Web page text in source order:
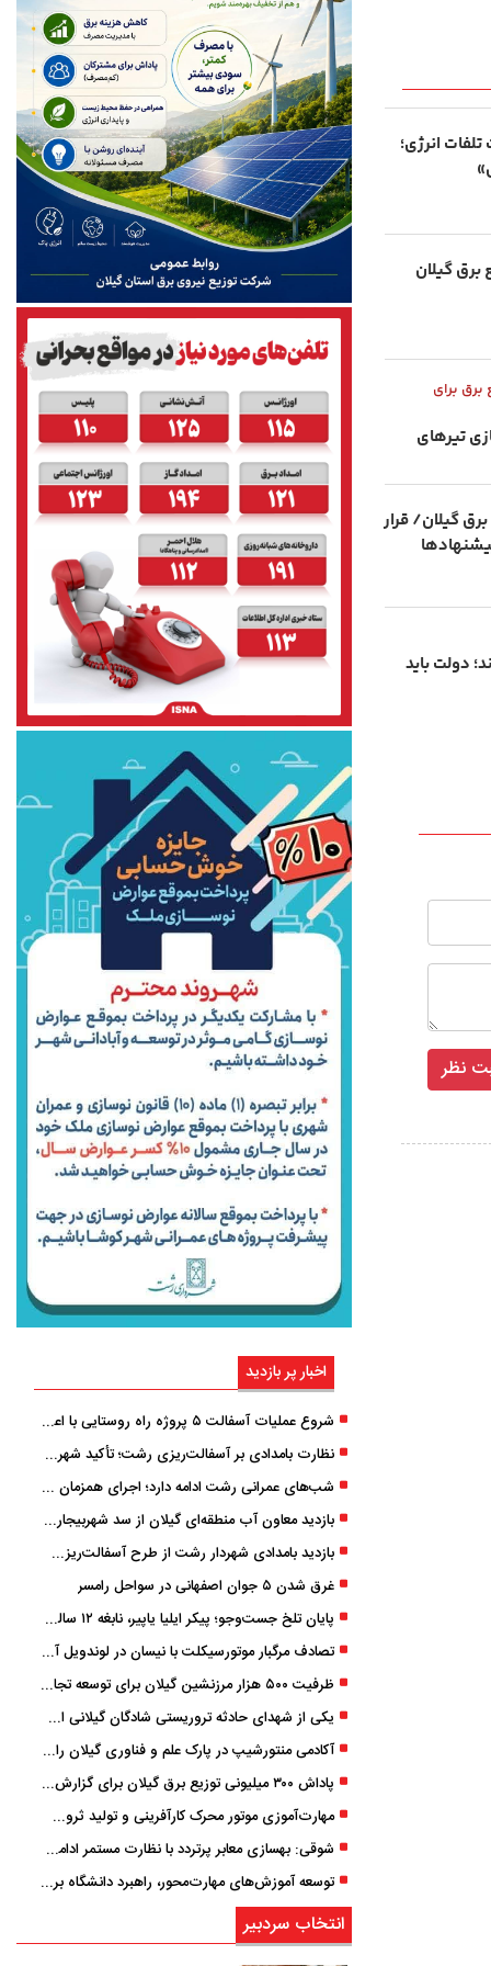
انرژی؛
برق گیلان
برای
تیرهای
گیلان/ قرار
دولت باید
اخبار پر بازدید
شروع عملیات آسفالت ۵ پروژه راه ‌روستایی با اعتبار ۳۷۰ میلیاردی در گیلان
نظارت بامدادی بر آسفالت‌ریزی رشت؛ تأکید شهردار و بازرس کل بر کیفیت اجرای پروژه‌ها
شب‌های عمرانی رشت ادامه دارد؛ اجرای همزمان آسفالت‌ریزی در پنج منطقه شهری
بازدید معاون آب منطقه‌ای گیلان از سد شهربیجار برای تداوم تأمین آب شرب استان
بازدید بامدادی شهردار رشت از طرح آسفالت‌ریزی گسترده در مناطق پنج‌گانه
غرق شدن ۵ جوان اصفهانی در سواحل رامسر
پایان تلخ جست‌وجو؛ پیکر ایلیا یاپیر، نابغه ۱۲ ساله لاهیجانی پیدا شد
تصادف مرگبار موتورسیکلت با نیسان در لوندویل آستارا/ انتقال مصدوم با اورژانس هوایی به رشت
ظرفیت ۵۰۰ هزار مرزنشین گیلان برای توسعه تجارت فعال می‌شود
یکی از شهدای حادثه تروریستی شادگان گیلانی است/ شهادت «سینا سیاه‌ نژاد» در درگیری با اشرار مسلح
آکادمی منتورشیپ در پارک علم و فناوری گیلان راه‌اندازی شد
پاداش ۳۰۰ میلیونی توزیع برق گیلان برای گزارش ماینرهای غیرمجاز
مهارت‌آموزی موتور محرک کارآفرینی و تولید ثروت است
شوقی: بهسازی معابر پرتردد با نظارت مستمر ادامه دارد
توسعه آموزش‌های مهارت‌محور، راهبرد دانشگاه برای تربیت نیروی متخصص است
انتخاب سردبیر